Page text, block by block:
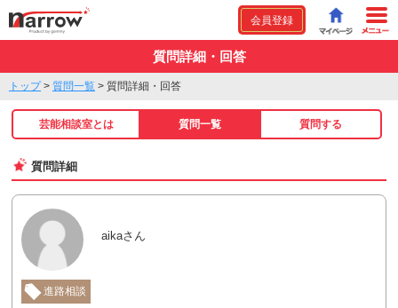
会員登録
質問詳細・回答
トップ> 質問一覧 > 質問詳細・回答
芸能相談室とは 質問一覧 質問する
質問詳細
aikaさん
進路相談